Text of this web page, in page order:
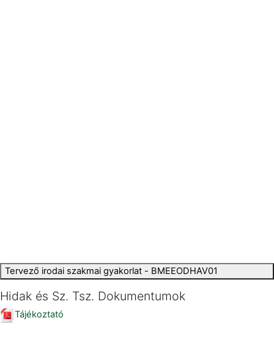
Tervező irodai szakmai gyakorlat - BMEEODHAV01
Hidak és Sz. Tsz. Dokumentumok
Tájékoztató